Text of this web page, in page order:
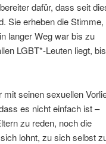
dafür, dass seit
Sie erheben die Stimme,
langer Weg war bis zu
LGBT*-Leuten liegt, bis
seinen sexuellen
es nicht einfach ist –
zu reden, noch die
lohnt, zu sich selbst